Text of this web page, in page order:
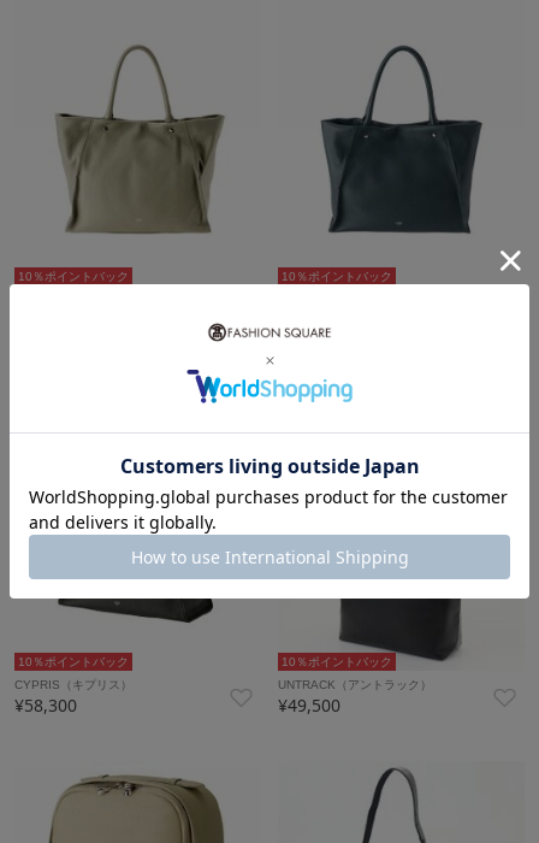
10％ポイントバック
10％ポイントバック
10％ポイントバック
CYPRIS（キプリス）
¥58,300
10％ポイントバック
UNTRACK（アントラック）
¥49,500